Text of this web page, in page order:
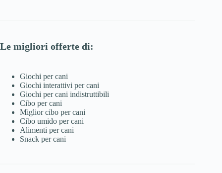
Le migliori offerte di:
Giochi per cani
Giochi interattivi per cani
Giochi per cani indistruttibili
Cibo per cani
Miglior cibo per cani
Cibo umido per cani
Alimenti per cani
Snack per cani